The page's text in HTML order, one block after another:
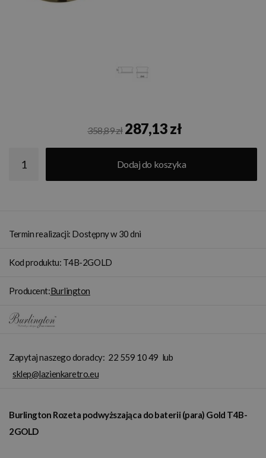
358,89 zł 287,13 zł
Dodaj do koszyka
Termin realizacji: Dostępny w 30 dni
Kod produktu: T4B-2GOLD
Producent:Burlington
Zapytaj naszego doradcy: 22 559 10 49 lub
sklep@lazienkaretro.eu
Burlington Rozeta podwyższająca do baterii (para) Gold T4B-
2GOLD